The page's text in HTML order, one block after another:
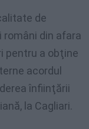
de
din afara
pentru a obţine
acordul
înfiinţării
la Cagliari.